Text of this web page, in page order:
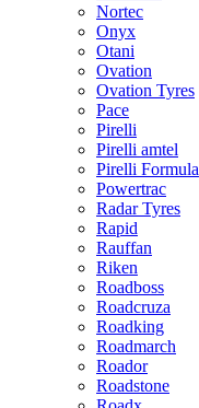
Nortec
Onyx
Otani
Ovation
Ovation Tyres
Pace
Pirelli
Pirelli amtel
Pirelli Formula
Powertrac
Radar Tyres
Rapid
Rauffan
Riken
Roadboss
Roadcruza
Roadking
Roadmarch
Roador
Roadstone